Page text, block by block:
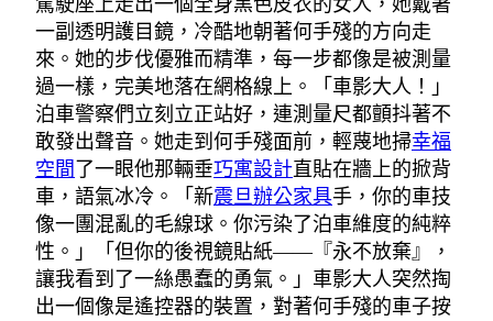
駕駛座上走出一個全身黑色皮衣的女人，她戴著
一副透明護目鏡，冷酷地朝著何手殘的方向走
來。她的步伐優雅而精準，每一步都像是被測量
過一樣，完美地落在網格線上。「車影大人！」
泊車警察們立刻立正站好，連測量尺都顫抖著不
敢發出聲音。她走到何手殘面前，輕蔑地掃幸福
空間 了一眼他那輛垂巧寓設計直貼在牆上的掀背
車，語氣冰冷。「新震旦辦公家具手，你的車技
像一團混亂的毛線球。你污染了泊車維度的純粹
性。」「但你的後視鏡貼紙——『永不放棄』，
讓我看到了一絲愚蠢的勇氣。」車影大人突然掏
出一個像是遙控器的裝置，對著何手殘的車子按